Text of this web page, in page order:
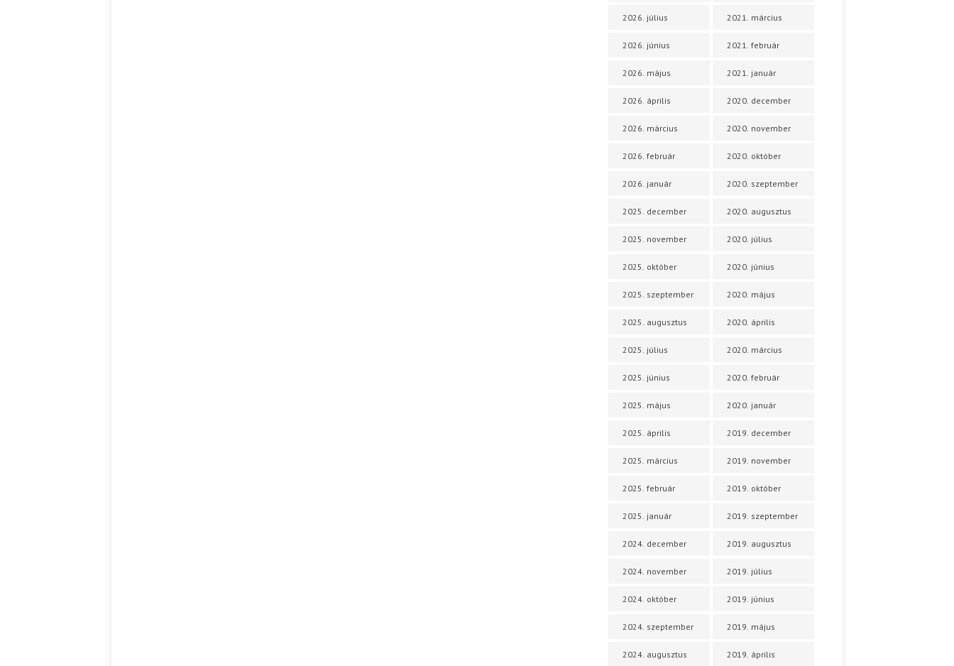
2026. július
2026. június
2026. május
2026. április
2026. március
2026. február
2026. január
2025. december
2025. november
2025. október
2025. szeptember
2025. augusztus
2025. július
2025. június
2025. május
2025. április
2025. március
2025. február
2025. január
2024. december
2024. november
2024. október
2024. szeptember
2024. augusztus
2021. március
2021. február
2021. január
2020. december
2020. november
2020. október
2020. szeptember
2020. augusztus
2020. július
2020. június
2020. május
2020. április
2020. március
2020. február
2020. január
2019. december
2019. november
2019. október
2019. szeptember
2019. augusztus
2019. július
2019. június
2019. május
2019. április